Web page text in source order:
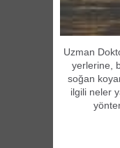
Uzman
yerlerine,
soğan
ilgili neler